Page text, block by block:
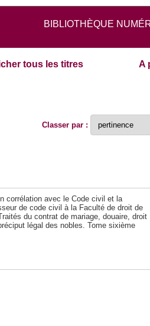
BIBLIOTHÈQUE
tous les titres A
Classer par :
corrélation avec le Code civil et la
de code civil à la Faculté de droit de
du contrat de mariage, douaire, droit
légal des nobles. Tome sixième